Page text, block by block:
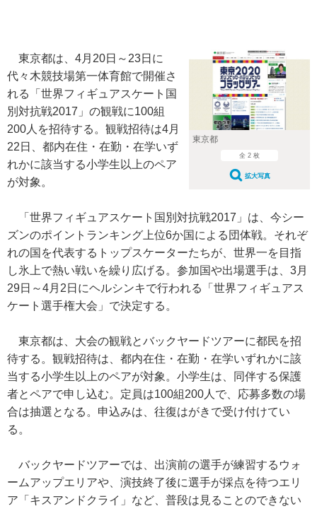
東京都
全 2 枚
拡大写真
東京都は、4月20日～23日に
代々木競技場第一体育館で開催さ
れる「世界フィギュアスケート国
別対抗戦2017」の観戦に100組
200人を招待する。観戦招待は4月
22日、都内在住・在勤・在学いず
れかに該当する小学生以上のペア
が対象。
「世界フィギュアスケート国別対抗戦2017」は、今シー
ズンのポイントランキング上位6か国による団体戦。それぞ
れの国を代表するトップスケーターたちが、世界一を目指
し氷上で熱い戦いを繰り広げる。参加国や出場選手は、3月
29日～4月2日にヘルシンキで行われる「世界フィギュアス
ケート選手権大会」で決定する。
東京都は、大会の観戦とバックヤードツアーに都民を招
待する。観戦招待は、都内在住・在勤・在学いずれかに該
当する小学生以上のペアが対象。小学生は、同伴する保護
者とペアで申し込む。定員は100組200人で、応募多数の場
合は抽選となる。申込みは、往復はがきで受け付けてい
る。
バックヤードツアーでは、出演前の選手が練習するウォ
ームアップエリアや、演技終了後に選手が採点を待つエリ
ア「キスアンドクライ」など、普段は見ることのできない